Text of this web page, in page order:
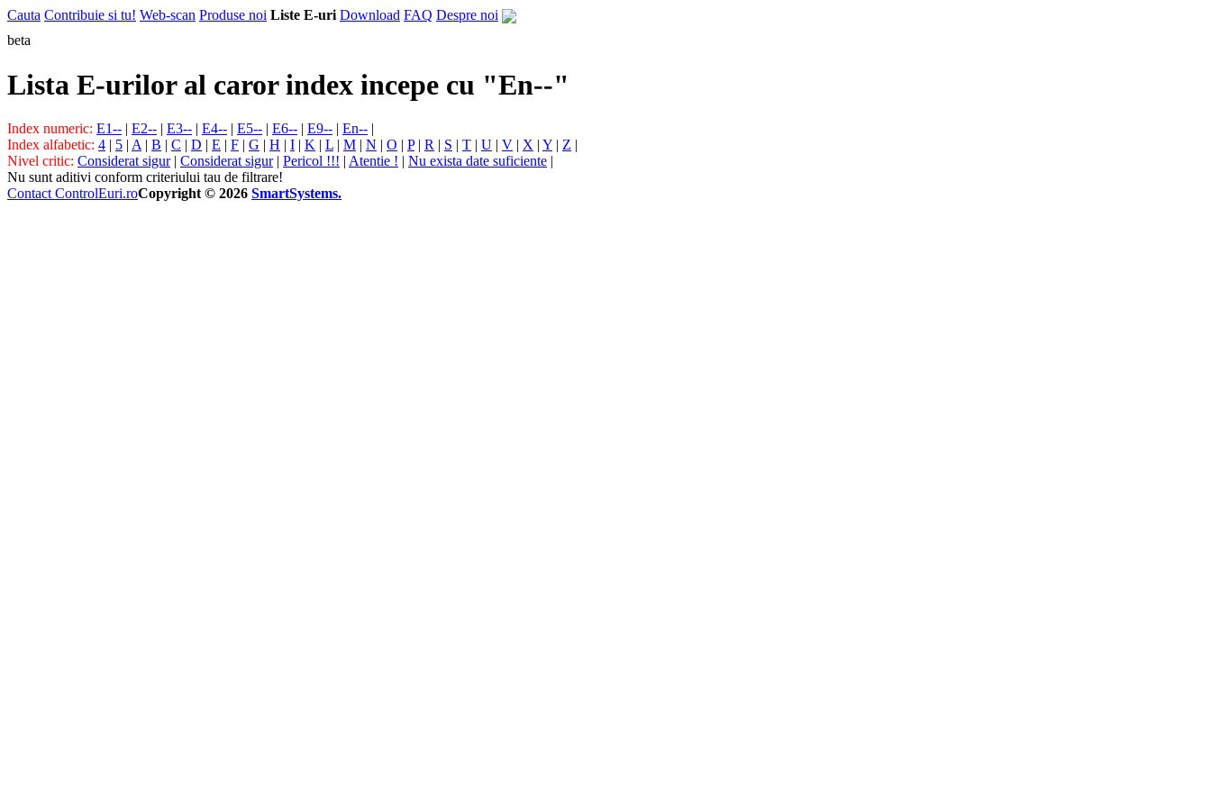
Cauta Contribuie si tu! Web-scan Produse noi Liste E-uri Download FAQ Despre noi
beta
Lista E-urilor al caror index incepe cu "En--"
Index numeric: E1-- | E2-- | E3-- | E4-- | E5-- | E6-- | E9-- | En-- |
Index alfabetic: 4 | 5 | A | B | C | D | E | F | G | H | I | K | L | M | N | O | P| R | S | T | U | V | X | Y | Z |
Nivel critic: Considerat sigur| Considerat sigur| Pericol !!! | Atentie ! | Nu exista date suficiente |
Nu sunt aditivi conform criteriului tau de filtrare!
Contact ControlEuri.roCopyright © 2026 SmartSystems.